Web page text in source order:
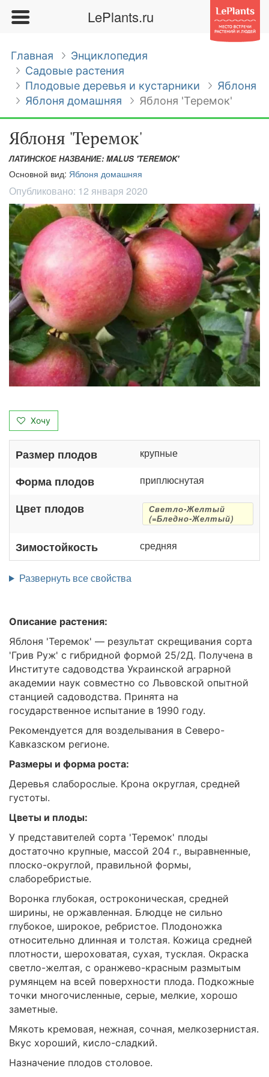
LePlants.ru
Главная
Энциклопедия
Садовые растения
Плодовые деревья и кустарники
Яблоня
Яблоня домашняя
Яблоня 'Теремок'
Яблоня 'Теремок'
ЛАТИНСКОЕ НАЗВАНИЕ: MALUS 'TEREMOK'
Основной вид: Яблоня домашняя
Опубликовано: 12 января 2020
Хочу
Размер плодов крупные
Форма плодов приплюснутая
Цвет плодов
Светло-Желтый
(=Бледно-Желтый)
Зимостойкость средняя
Развернуть все свойства
Описание растения:
Яблоня 'Теремок' — результат скрещивания сорта
'Грив Руж' с гибридной формой 25/2Д. Получена в
Институте садоводства Украинской аграрной
академии наук совместно со Львовской опытной
станцией садоводства. Принята на
государственное испытание в 1990 году.
Рекомендуется для возделывания в Северо-
Кавказском регионе.
Размеры и форма роста:
Деревья слаборослые. Крона округлая, средней
густоты.
Цветы и плоды:
У представителей сорта 'Теремок' плоды
достаточно крупные, массой 204 г., выравненные,
плоско-округлой, правильной формы,
слаборебристые.
Воронка глубокая, остроконическая, средней
ширины, не оржавленная. Блюдце не сильно
глубокое, широкое, ребристое. Плодоножка
относительно длинная и толстая. Кожица средней
плотности, шероховатая, сухая, тусклая. Окраска
светло-желтая, с оранжево-красным размытым
румянцем на всей поверхности плода. Подкожные
точки многочисленные, серые, мелкие, хорошо
заметные.
Мякоть кремовая, нежная, сочная, мелкозернистая.
Вкус хороший, кисло-сладкий.
Назначение плодов столовое.